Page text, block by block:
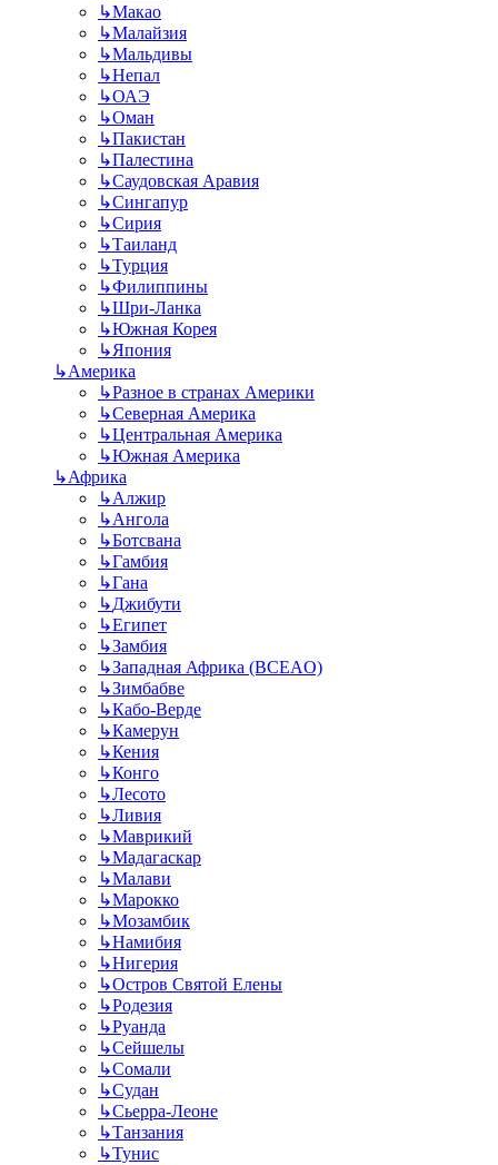
↳Макао
↳Малайзия
↳Мальдивы
↳Непал
↳ОАЭ
↳Оман
↳Пакистан
↳Палестина
↳Саудовская Аравия
↳Сингапур
↳Сирия
↳Таиланд
↳Турция
↳Филиппины
↳Шри-Ланка
↳Южная Корея
↳Япония
↳Америка
↳Разное в странах Америки
↳Северная Америка
↳Центральная Америка
↳Южная Америка
↳Африка
↳Алжир
↳Ангола
↳Ботсвана
↳Гамбия
↳Гана
↳Джибути
↳Египет
↳Замбия
↳Западная Африка (BCEAO)
↳Зимбабве
↳Кабо-Верде
↳Камерун
↳Кения
↳Конго
↳Лесото
↳Ливия
↳Маврикий
↳Мадагаскар
↳Малави
↳Марокко
↳Мозамбик
↳Намибия
↳Нигерия
↳Остров Святой Елены
↳Родезия
↳Руанда
↳Сейшелы
↳Сомали
↳Судан
↳Сьерра-Леоне
↳Танзания
↳Тунис